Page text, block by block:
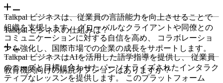
Talkpal ビジネスは、従業員の言語能力を向上させることで
組織を支援します。 グローバルなクライアントや同僚との
コミュニケーションに対する自信を高め、 コラボレーショ
ンを強化し、国際市場での企業の成長をサポートします。
Talkpal ビジネスの仕組みは？
Talkpal ビジネスはAIを活用した語学指導を提供し、 従業員
のニーズと目標に合わせたパーソナライズされたインタラク
ティブなレッスンを提供します。 このプラットフォーム
教育機関向けの購読オプションはありますか？